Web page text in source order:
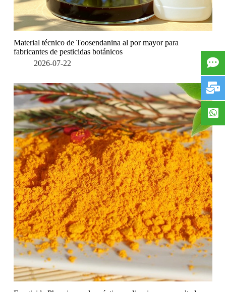
Material técnico de Toosendanina al por mayor para
fabricantes de pesticidas botánicos
2026-07-22